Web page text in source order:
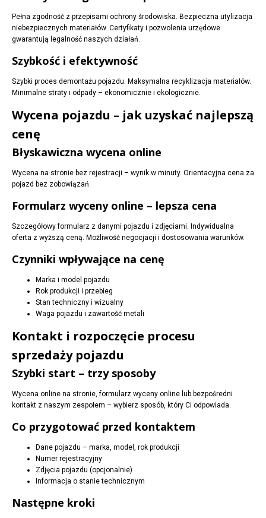
Pełna zgodność z przepisami ochrony środowiska. Bezpieczna utylizacja
niebezpiecznych materiałów. Certyfikaty i pozwolenia urzędowe
gwarantują legalność naszych działań.
Szybkość i efektywność
Szybki proces demontażu pojazdu. Maksymalna recyklizacja materiałów.
Minimalne straty i odpady – ekonomicznie i ekologicznie.
Wycena pojazdu – jak uzyskać najlepszą
cenę
Błyskawiczna wycena online
Wycena na stronie bez rejestracji – wynik w minuty. Orientacyjna cena za
pojazd bez zobowiązań.
Formularz wyceny online – lepsza cena
Szczegółowy formularz z danymi pojazdu i zdjęciami. Indywidualna
oferta z wyższą ceną. Możliwość negocjacji i dostosowania warunków.
Czynniki wpływające na cenę
Marka i model pojazdu
Rok produkcji i przebieg
Stan techniczny i wizualny
Waga pojazdu i zawartość metali
Kontakt i rozpoczęcie procesu
sprzedaży pojazdu
Szybki start – trzy sposoby
Wycena online na stronie, formularz wyceny online lub bezpośredni
kontakt z naszym zespołem – wybierz sposób, który Ci odpowiada.
Co przygotować przed kontaktem
Dane pojazdu – marka, model, rok produkcji
Numer rejestracyjny
Zdjęcia pojazdu (opcjonalnie)
Informacja o stanie technicznym
Następne kroki